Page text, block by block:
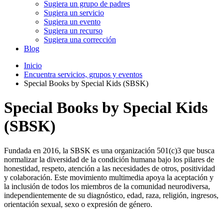
Sugiera un grupo de padres
Sugiera un servicio
Sugiera un evento
Sugiera un recurso
Sugiera una corrección
Blog
Inicio
Encuentra servicios, grupos y eventos
Special Books by Special Kids (SBSK)
Special Books by Special Kids
(SBSK)
Fundada en 2016, la SBSK es una organización 501(c)3 que busca
normalizar la diversidad de la condición humana bajo los pilares de
honestidad, respeto, atención a las necesidades de otros, positividad
y colaboración. Este movimiento multimedia apoya la aceptación y
la inclusión de todos los miembros de la comunidad neurodiversa,
independientemente de su diagnóstico, edad, raza, religión, ingresos,
orientación sexual, sexo o expresión de género.